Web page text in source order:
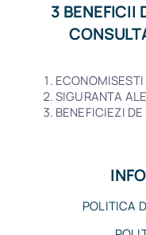
3 BENEFICII
SIGURANTA
BENEFICIEZI
POLITICA